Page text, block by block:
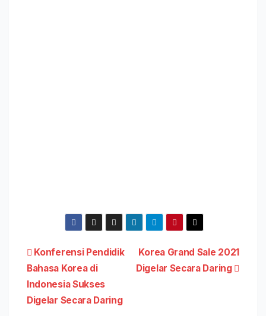
Post
navigation
Korea Grand Sale 2021
Digelar Secara Daring
Konferensi Pendidik
Bahasa Korea di
Indonesia Sukses
Digelar Secara Daring